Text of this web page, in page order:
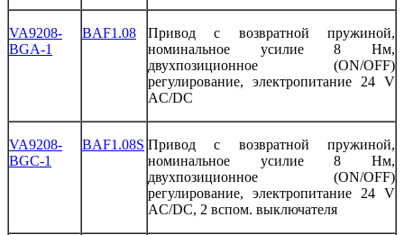
VA9208-
BGA-1
BAF1.08 Привод с возвратной пружиной,
номинальное
усилие8Нм,
двухпозиционное (ON/OFF)
регулирование, электропитание 24 V
AC/DC
VA9208-
BGC-1
BAF1.08S Привод с возвратной пружиной,
номинальное
усилие8Нм,
двухпозиционное (ON/OFF)
регулирование, электропитание 24 V
AC/DC, 2 вспом. выключателя